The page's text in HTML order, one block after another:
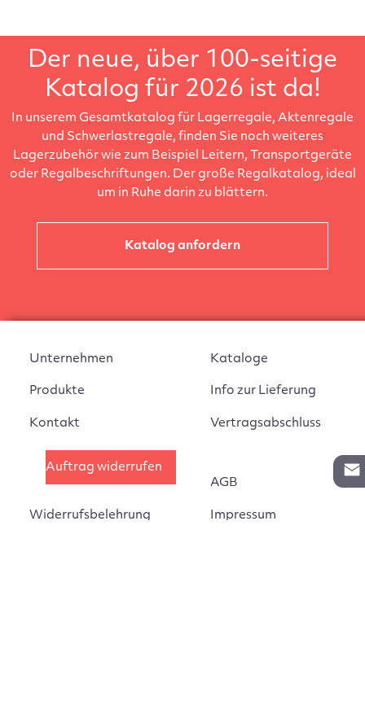
Der neue, über 100-seitige
Katalog für 2026 ist da!
In unserem Gesamtkatalog für Lagerregale, Aktenregale
und Schwerlastregale, finden Sie noch weiteres
Lagerzubehör wie zum Beispiel Leitern, Transportgeräte
oder Regalbeschriftungen. Der große Regalkatalog, ideal
um in Ruhe darin zu blättern.
Katalog anfordern
Unternehmen
Produkte
Kontakt
Kataloge
Info zur Lieferung
Vertragsabschluss
Auftrag widerrufen
Widerrufsbelehrung
AGB
Impressum